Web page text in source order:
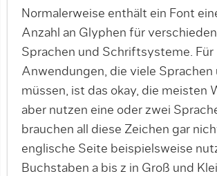
Normalerweise enthält ein Font
Anzahl an Glyphen für
Sprachen und Schrift­systeme.
Anwendungen, die viele
müssen, ist das okay, die meisten
aber nutzen eine oder zwei
brauchen all diese Zeichen gar
englische Seite beispielsweise
Buchstaben a bis z in Groß und